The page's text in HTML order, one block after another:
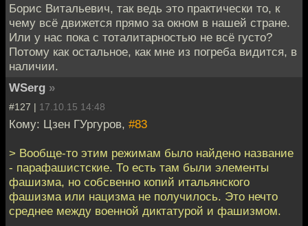
Борис Витальевич, так ведь это практически то, к
чему всё движется прямо за окном в нашей стране.
Или у нас пока с тоталитарностью не всё густо?
Потому как остальное, как мне из погреба видится, в
наличии.
WSerg »
#127 | 17.10.15 14:48
Кому: Цзен ГУргуров, #83
> Вообще-то этим режимам было найдено название
- парафашистские. То есть там были элементы
фашизма, но собсвенно копий итальянского
фашизма или нацизма не получилось. Это нечто
среднее между военной диктатурой и фашизмом.